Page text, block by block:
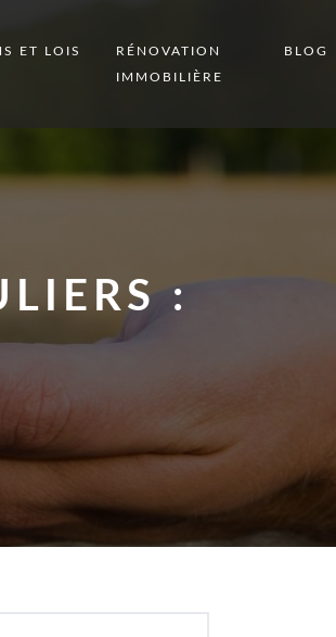
ET LOIS
RÉNOVATION
IMMOBILIÈRE
BLOG
: